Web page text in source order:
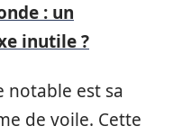
: un
inutile ?
notable est sa
de voile. Cette